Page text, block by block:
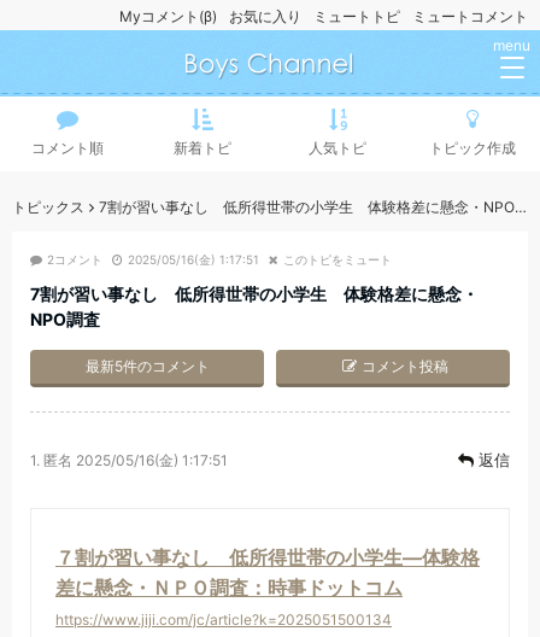
ミュートコメント
ミュートトピ
お気に入り
Myコメント(β)
menu
コメント順 新着トピ 人気トピ トピック作成
トピックス 7割が習い事なし 低所得世帯の小学生 体験格差に懸念・NPO調査
2コメント 2025/05/16(金) 1:17:51 このトピをミュート
7割が習い事なし 低所得世帯の小学生 体験格差に懸念・
NPO調査
コメント投稿
最新5件のコメント
1. 匿名 2025/05/16(金) 1:17:51 返信
７割が習い事なし 低所得世帯の小学生―体験格
差に懸念・ＮＰＯ調査：時事ドットコム
https://www.jiji.com/jc/article?k=2025051500134